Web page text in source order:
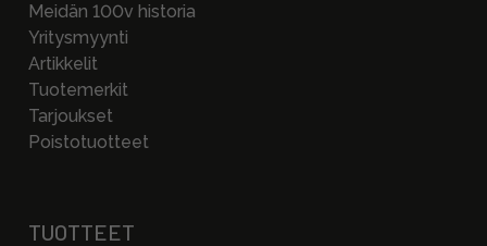
Meidän 100v historia
Yritysmyynti
Artikkelit
Tuotemerkit
Tarjoukset
Poistotuotteet
TUOTTEET